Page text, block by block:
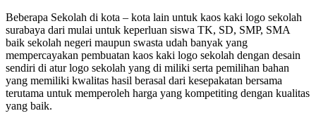
Beberapa Sekolah di kota – kota lain untuk kaos kaki logo sekolah
surabaya dari mulai untuk keperluan siswa TK, SD, SMP, SMA
baik sekolah negeri maupun swasta udah banyak yang
mempercayakan pembuatan kaos kaki logo sekolah dengan desain
sendiri di atur logo sekolah yang di miliki serta pemilihan bahan
yang memiliki kwalitas hasil berasal dari kesepakatan bersama
terutama untuk memperoleh harga yang kompetiting dengan kualitas
yang baik.